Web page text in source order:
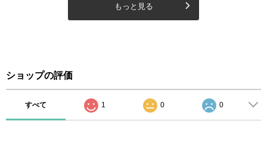
もっと見る
ショップの評価
すべて 1 0 0